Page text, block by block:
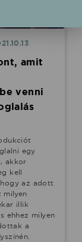
amit
venni
egy
akkor
kell
az adott
milyen
illik
ehhez milyen
a